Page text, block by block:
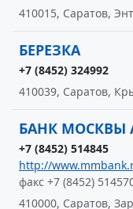
410015, Саратов,
БЕРЕЗКА
+7 (8452) 324992
410039, Саратов,
БАНК МОСКВЫ
+7 (8452) 514845
http://
факс +7 (8452)
410000, Саратов,